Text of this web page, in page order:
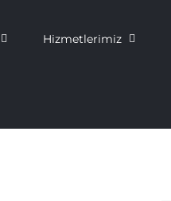
Hizmetlerimiz